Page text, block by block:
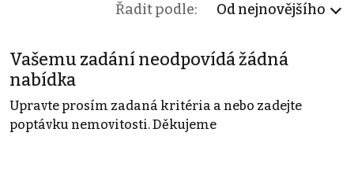
Řadit podle: Od nejnovějšího
Vašemu zadání neodpovídá žádná
nabídka
Upravte prosím zadaná kritéria a nebo zadejte
poptávku nemovitosti. Děkujeme